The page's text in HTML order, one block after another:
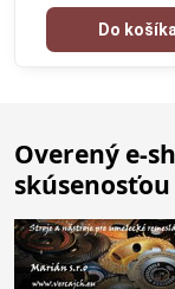
Do košíka
Overený e-
skúsenosťou